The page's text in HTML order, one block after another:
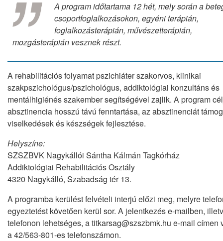
A program időtartama 12 hét, mely során a
csoportfoglalkozásokon, egyéni terápián,
foglalkozásterápián, művészetterápián,
mozgásterápián vesznek részt.
A rehabilitációs folyamat pszichiáter szakorvos, klinikai
szakpszichológus/pszichológus, addiktológiai konzultáns és
mentálhigiénés szakember segítségével zajlik. A program
absztinencia hosszú távú fenntartása, az absztinenciát
viselkedések és készségek fejlesztése.
Helyszíne:
SZSZBVK Nagykállói Sántha Kálmán Tagkórház
Addiktológiai Rehabilitációs Osztály
4320 Nagykálló, Szabadság tér 13.
A programba kerülést felvételi interjú előzi meg, melyre
egyeztetést követően kerül sor. A jelentkezés e-mailben,
telefonon lehetséges, a titkarsag@szszbmk.hu e-mail címen
a 42/563-801-es telefonszámon.